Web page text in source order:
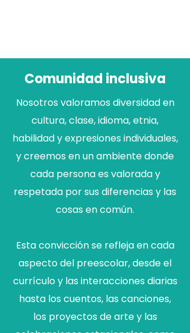
Comunidad inclusiva
Nosotros valoramos diversidad en
cultura, clase, idioma, etnia,
habilidad y expresiones individuales,
y creemos en un ambiente donde
cada persona es valorada y
respetada por sus diferencias y las
cosas en común.
Esta convicción se refleja en cada
aspecto del preescolar, desde el
currículo y las interacciones diarias
hasta los cuentos, las canciones,
los proyectos de arte y las